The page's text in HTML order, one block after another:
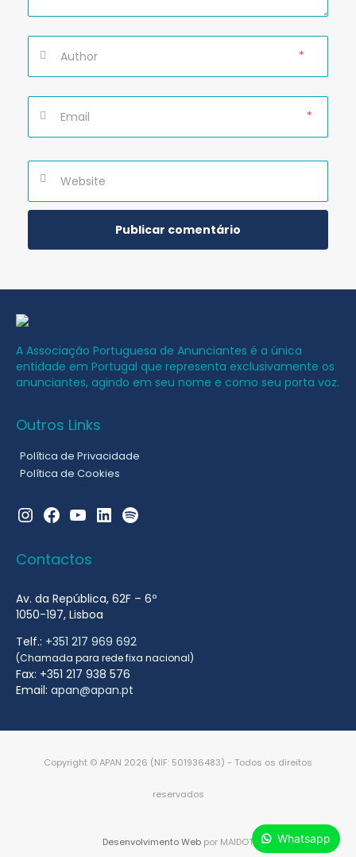
*
*
A Associação Portuguesa de Anunciantes é a única
entidade em Portugal que representa exclusivamente os
anunciantes, agindo em seu nome e como seu porta voz.
Outros Links
Política de Privacidade
Política de Cookies
Instagram
FacebookYouTubeLinkedInSpotify
Contactos
Av. da República, 62F – 6º
1050-197, Lisboa
Telf.: +351 217 969 692
(Chamada para rede fixa nacional)
Fax: +351 217 938 576
Email: apan@apan.pt
Copyright © APAN 2026 (NIF: 501936483) - Todos os direitos
reservados
Desenvolvimento Web por MAIDOT Whatsapp